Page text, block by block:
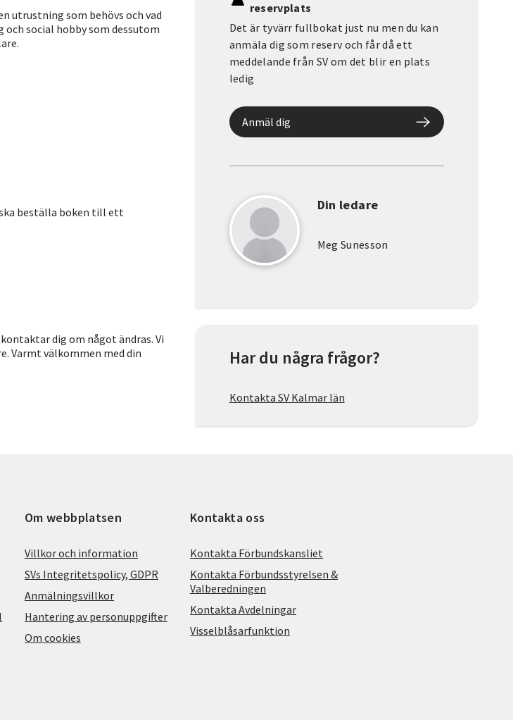
utrustning som behövs och vad
social hobby som dessutom
beställa boken till ett
dig om något ändras. Vi
Varmt välkommen med din
reservplats
Det är tyvärr fullbokat just nu men du kan
anmäla dig som reserv och får då ett
meddelande från SV om det blir en plats
ledig
Anmäl dig
Din ledare
Meg Sunesson
Har du några frågor?
Kontakta SV Kalmar län
Om webbplatsen
Villkor och information
SVs Integritetspolicy, GDPR
Anmälningsvillkor
Hantering av personuppgifter
Om cookies
Kontakta oss
Kontakta Förbundskansliet
Kontakta Förbundsstyrelsen &
Valberedningen
Kontakta Avdelningar
Visselblåsarfunktion